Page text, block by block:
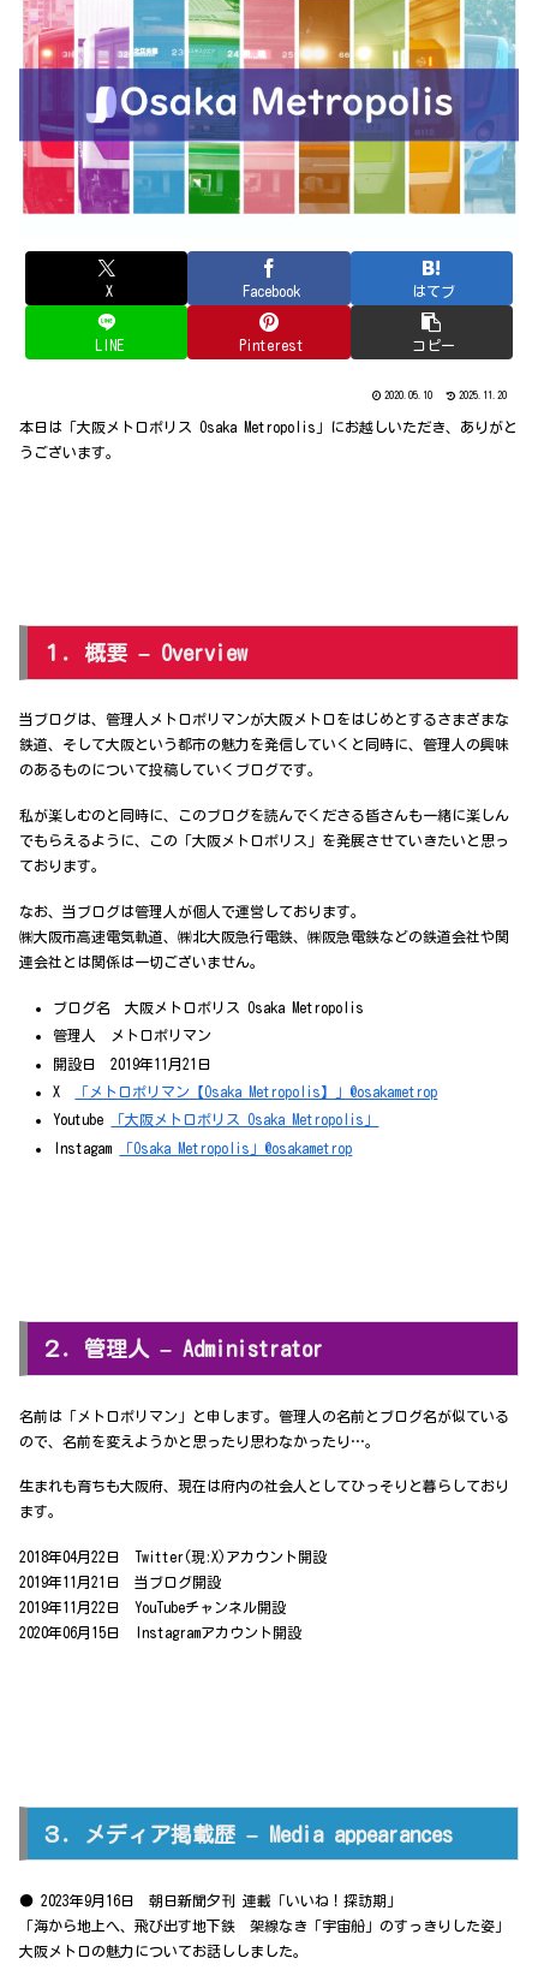
X Facebook はてブ
LINE Pinterest コピー
2020.05.10 2025.11.20
本日は「大阪メトロポリス Osaka Metropolis」にお越しいただき、ありがと
うございます。
１．概要 – Overview
当ブログは、管理人メトロポリマンが大阪メトロをはじめとするさまざまな
鉄道、そして大阪という都市の魅力を発信していくと同時に、管理人の興味
のあるものについて投稿していくブログです。
私が楽しむのと同時に、このブログを読んでくださる皆さんも一緒に楽しん
でもらえるように、この「大阪メトロポリス」を発展させていきたいと思っ
ております。
なお、当ブログは管理人が個人で運営しております。
㈱大阪市高速電気軌道、㈱北大阪急行電鉄、㈱阪急電鉄などの鉄道会社や関
連会社とは関係は一切ございません。
ブログ名 大阪メトロポリス Osaka Metropolis
管理人 メトロポリマン
開設日 2019年11月21日
X
「メトロポリマン【Osaka Metropolis】」@osakametrop
Youtube
「大阪メトロポリス Osaka Metropolis」
Instagam
「Osaka Metropolis」@osakametrop
２．管理人 – Administrator
名前は「メトロポリマン」と申します。管理人の名前とブログ名が似ている
ので、名前を変えようかと思ったり思わなかったり…。
生まれも育ちも大阪府、現在は府内の社会人としてひっそりと暮らしており
ます。
2018年04月22日 Twitter(現:X)アカウント開設
2019年11月21日 当ブログ開設
2019年11月22日 YouTubeチャンネル開設
2020年06月15日 Instagramアカウント開設
３．メディア掲載歴 – Media appearances
● 2023年9月16日 朝日新聞夕刊 連載「いいね！探訪期」
「海から地上へ、飛び出す地下鉄 架線なき「宇宙船」のすっきりした姿」
大阪メトロの魅力についてお話ししました。